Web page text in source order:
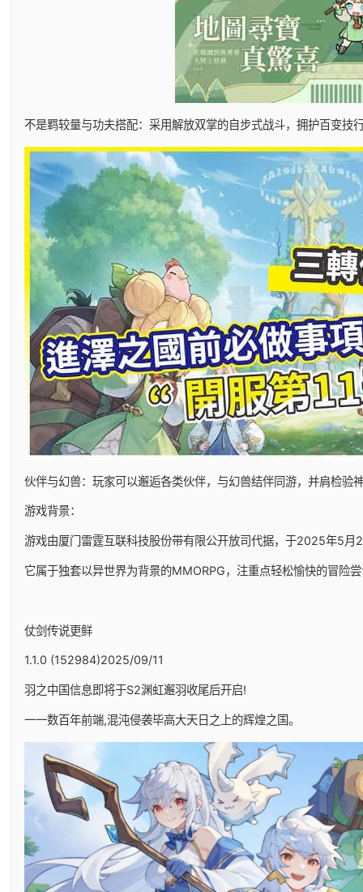
不是羁较量与功夫搭配：采用解放双掌的自步式战斗，拥护百变技
伙伴与幻兽：玩家可以邂逅各类伙伴，与幻兽结伴同游，并肩检验
游戏背景：
游戏由厦门雷霆互联科技股份带有限公开放司代据，于2025年5
它属于独套以异世界为背景的MMORPG，注重点轻松愉快的冒险
仗剑传说更鲜
1.1.0 (152984)2025/09/11
羽之中国信息即将于S2渊虹邂羽收尾后开启!
一一数百年前端,混沌侵袭毕高大天日之上的辉煌之国。